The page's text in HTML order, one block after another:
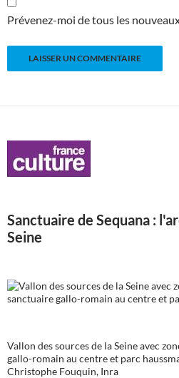
Prévenez-moi de tous les
Sanctuaire de Sequana :
Seine
Vallon des sources de la Seine avec
gallo-romain au centre et parc
Christophe Fouquin, Inra